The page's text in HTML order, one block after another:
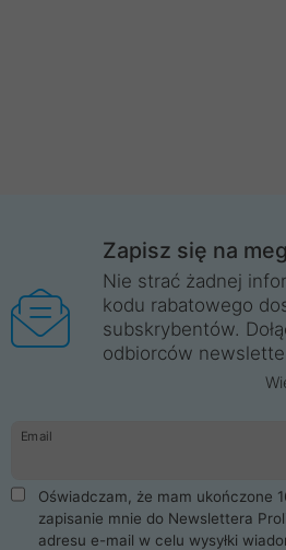
Zapisz się na
Nie strać żadnej
kodu rabatowego
subskrybentów.
odbiorców
Email
Oświadczam, że mam ukończone
zapisanie mnie do Newslettera
adresu e-mail w celu wysyłki